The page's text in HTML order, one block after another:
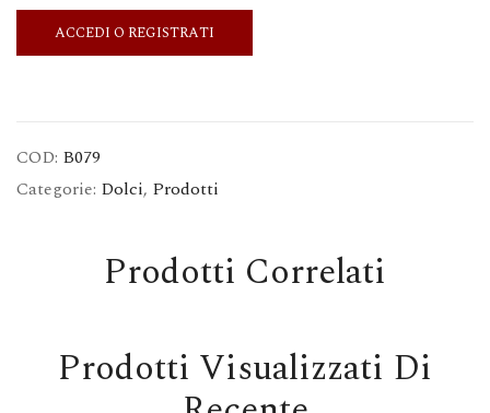
ACCEDI O REGISTRATI
COD: B079
Categorie: Dolci, Prodotti
Prodotti Correlati
Prodotti Visualizzati Di